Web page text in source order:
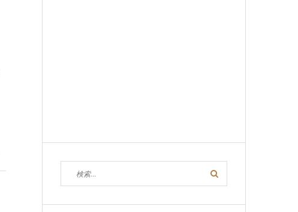
索
検
索